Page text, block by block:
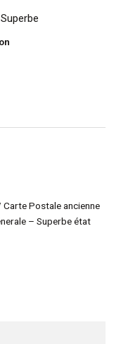
Superbe
Carte Postale ancienne
– Superbe état